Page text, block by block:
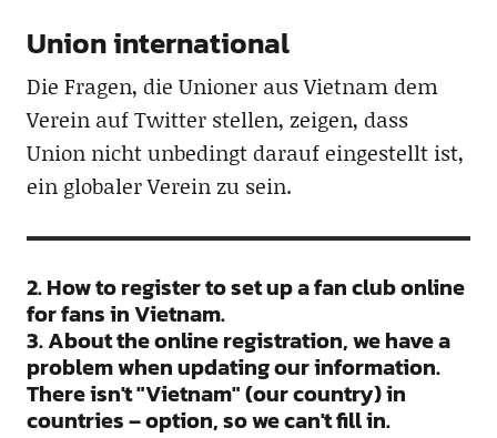
Union international
Die Fragen, die Unioner aus Vietnam dem
Verein auf Twitter stellen, zeigen, dass
Union nicht unbedingt darauf eingestellt ist,
ein globaler Verein zu sein.
2. How to register to set up a fan club online
for fans in Vietnam.
3. About the online registration, we have a
problem when updating our information.
There isn't "Vietnam" (our country) in
countries – option, so we can't fill in.